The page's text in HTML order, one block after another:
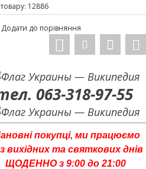
12886
Додати до порівняння
063-318-97-55
покупці, ми працюємо
вихідних та святкових днів
ЩОДЕННО з 9:00 до 21:00